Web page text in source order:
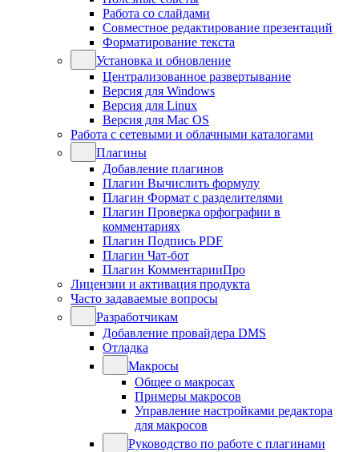
Работа со слайдами
Совместное редактирование презентаций
Форматирование текста
Установка и обновление
Централизованное развертывание
Версия для Windows
Версия для Linux
Версия для Mac OS
Работа с сетевыми и облачными каталогами
Плагины
Добавление плагинов
Плагин Вычислить формулу
Плагин Формат с разделителями
Плагин Проверка орфографии в
комментариях
Плагин Подпись PDF
Плагин Чат-бот
Плагин КомментарииПро
Лицензии и активация продукта
Часто задаваемые вопросы
Разработчикам
Добавление провайдера DMS
Отладка
Макросы
Общее о макросах
Примеры макросов
Управление настройками редактора
для макросов
Руководство по работе с плагинами